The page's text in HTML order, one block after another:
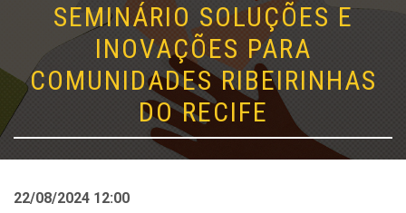
SEMINÁRIO SOLUÇÕES E
INOVAÇÕES PARA
COMUNIDADES RIBEIRINHAS
DO RECIFE
22/08/2024 12:00